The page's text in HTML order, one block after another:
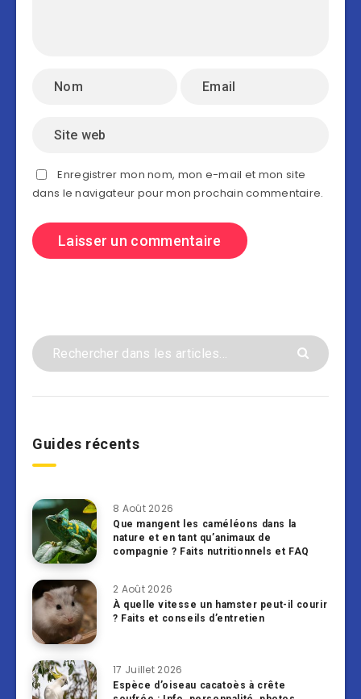
Enregistrer mon nom, mon e-mail et mon site
dans le navigateur pour mon prochain commentaire.
Guides récents
8 Août 2026
Que mangent les caméléons dans la
nature et en tant qu’animaux de
compagnie ? Faits nutritionnels et FAQ
2 Août 2026
À quelle vitesse un hamster peut-il courir
? Faits et conseils d’entretien
17 Juillet 2026
Espèce d’oiseau cacatoès à crête